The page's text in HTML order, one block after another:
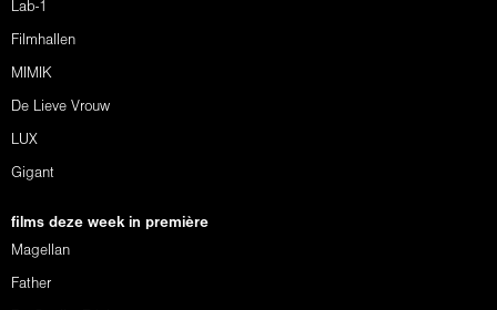
Lab-1
Filmhallen
MIMIK
De Lieve Vrouw
LUX
Gigant
films deze week in première
Magellan
Father